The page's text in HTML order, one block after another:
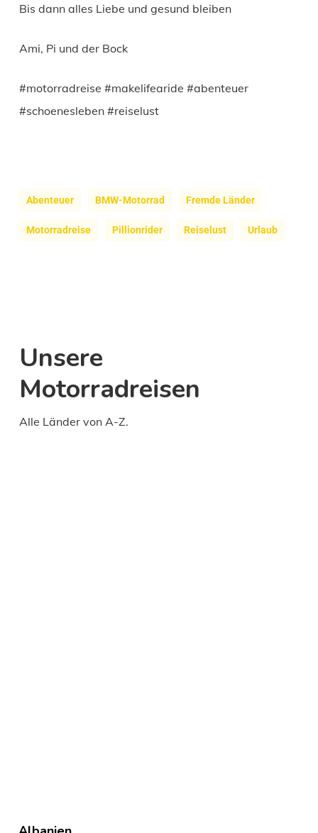
Bis dann alles Liebe und gesund bleiben
Ami, Pi und der Bock
#motorradreise #makelifearide #abenteuer
#schoenesleben #reiselust
Abenteuer BMW-Motorrad Fremde Länder
Motorradreise Pillionrider Reiselust Urlaub
Unsere
Motorradreisen
Alle Länder von A-Z.